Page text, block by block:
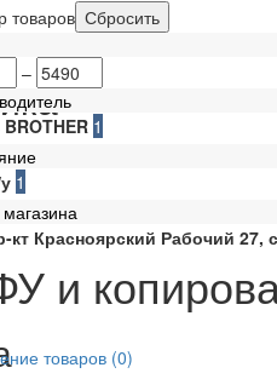
товаров
–
BROTHER 1
1
кт Красноярский Рабочий 27,
и
товаров (0)